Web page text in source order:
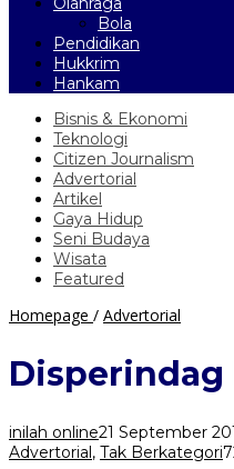
Bola
Pendidikan
Hukkrim
Hankam
Bisnis & Ekonomi
Teknologi
Citizen Journalism
Advertorial
Artikel
Gaya Hidup
Seni Budaya
Wisata
Featured
Homepage / Advertorial
Disperindag
inilah online21 September
Advertorial, Tak Berkategori